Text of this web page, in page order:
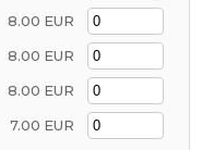
8.00 EUR
8.00 EUR
8.00 EUR
7.00 EUR